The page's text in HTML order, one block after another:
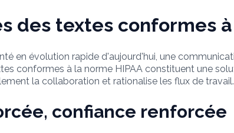
des textes conformes à
en évolution rapide d'aujourd'hui, une
conformes à la norme HIPAA constituent une
la collaboration et rationalise les flux de
confiance renforcée